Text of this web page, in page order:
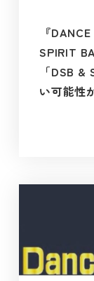
『
SPIRIT
「DSB
い可能性